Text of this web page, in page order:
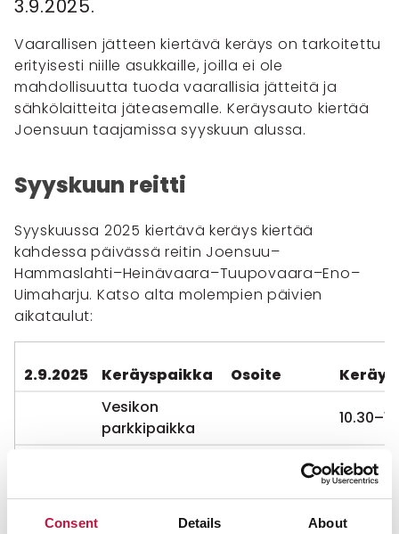
Consent Details About
3.9.2025.
Vaarallisen jätteen kiertävä keräys on tarkoitettu
erityisesti niille asukkaille, joilla ei ole
mahdollisuutta tuoda vaarallisia jätteitä ja
sähkölaitteita jäteasemalle. Keräysauto kiertää
Joensuun taajamissa syyskuun alussa.
Syyskuun reitti
Syyskuussa 2025 kiertävä keräys kiertää
kahdessa päivässä reitin Joensuu–
Hammaslahti–Heinävaara–Tuupovaara–Eno–
Uimaharju. Katso alta molempien päivien
aikataulut:
2.9.2025 Keräyspaikka Osoite
Vesikon
parkkipaikka
talo
Pyhäseläntie